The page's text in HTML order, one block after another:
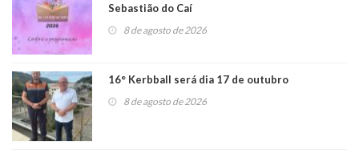
Sebastião do Caí
8 de agosto de 2026
16° Kerbball será dia 17 de outubro
8 de agosto de 2026